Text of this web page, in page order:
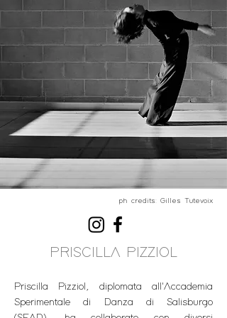
ph credits: Gilles Tutevoix
PRISCILLA PIZZIOL
Priscilla Pizziol, diplomata all'Accademia
Sperimentale di Danza di Salisburgo